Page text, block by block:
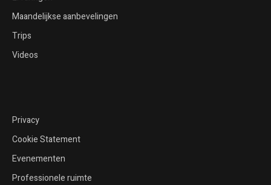
Maandelijkse aanbevelingen
Trips
Videos
Privacy
Cookie Statement
Evenementen
Professionele ruimte